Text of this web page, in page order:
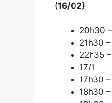
(16/02)
20h30
21h30
22h35
17/1
17h30
18h30